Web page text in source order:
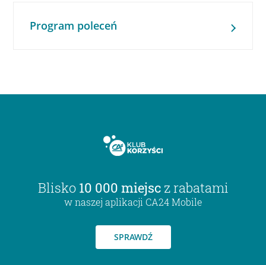
Program poleceń
Blisko 10 000 miejsc z rabatami
w naszej aplikacji CA24 Mobile
SPRAWDŹ